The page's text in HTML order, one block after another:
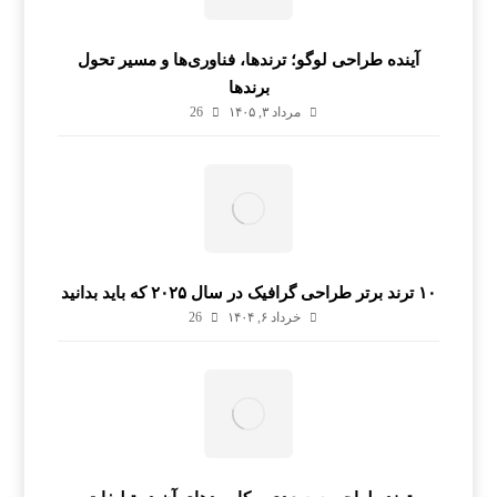
آینده طراحی لوگو؛ ترندها، فناوری‌ها و مسیر تحول
برندها
مرداد ۳, ۱۴۰۵ 26
۱۰ ترند برتر طراحی گرافیک در سال ۲۰۲۵ که باید بدانید
خرداد ۶, ۱۴۰۴ 26